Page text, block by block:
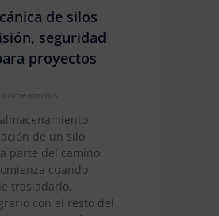
de silos
seguridad
proyectos
comentarios
de un silo
parte del camino.
cuando
trasladarlo,
con el resto del